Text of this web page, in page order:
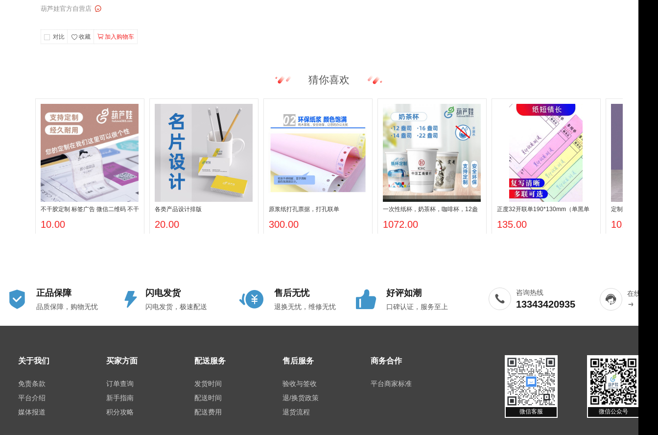
葫芦娃官方自营店
对比 收藏 加入购物车
猜你喜欢
不干胶定制 标签广告 微信二维码 不干
10.00
各类产品设计排版
20.00
原浆纸打孔票据，打孔联单
300.00
一次性纸杯，奶茶杯，咖啡杯，12盎
1072.00
正度32开联单190*130mm（单黑单
135.00
定制LOGO图案
10.00
正品保障
品质保障，购物无忧
闪电发货
闪电发货，极速配送
售后无忧
退换无忧，维修无忧
好评如潮
口碑认证，服务至上
咨询热线
13343420935
在线客服
关于我们
免责条款
平台介绍
媒体报道
买家方面
订单查询
新手指南
积分攻略
配送服务
发货时间
配送时间
配送费用
售后服务
验收与签收
退/换货政策
退货流程
商务合作
平台商家标准
微信客服 微信公众号